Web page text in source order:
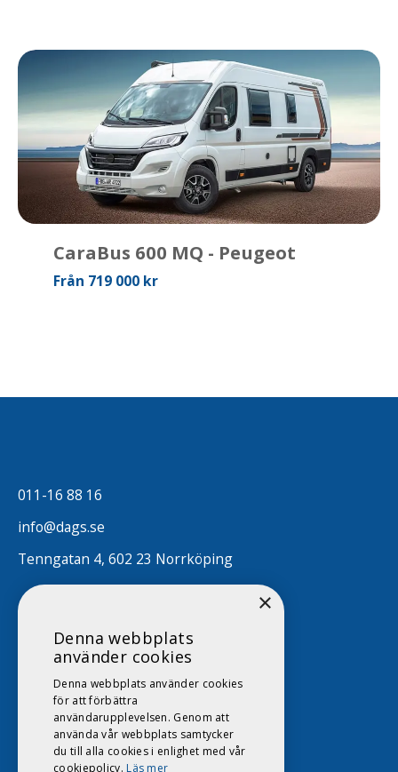
CaraBus 600 MQ - Peugeot
Från 719 000 kr
011-16 88 16
info@dags.se
Tenngatan 4, 602 23 Norrköping
×
Denna webbplats
använder cookies
Denna webbplats använder cookies
för att förbättra
användarupplevelsen. Genom att
använda vår webbplats samtycker
du till alla cookies i enlighet med vår
cookiepolicy. Läs mer